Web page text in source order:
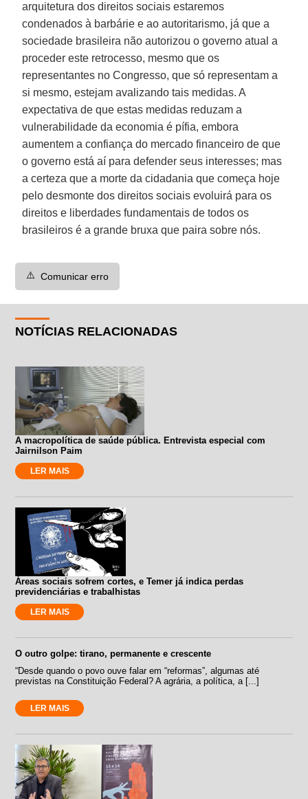
arquitetura dos direitos sociais estaremos
condenados à barbárie e ao autoritarismo, já que a
sociedade brasileira não autorizou o governo atual a
proceder este retrocesso, mesmo que os
representantes no Congresso, que só representam a
si mesmo, estejam avalizando tais medidas. A
expectativa de que estas medidas reduzam a
vulnerabilidade da economia é pífia, embora
aumentem a confiança do mercado financeiro de que
o governo está aí para defender seus interesses; mas
a certeza que a morte da cidadania que começa hoje
pelo desmonte dos direitos sociais evoluirá para os
direitos e liberdades fundamentais de todos os
brasileiros é a grande bruxa que paira sobre nós.
⚠️ Comunicar erro
NOTÍCIAS RELACIONADAS
A macropolítica de saúde pública. Entrevista especial com
Jairnilson Paim
LER MAIS
Áreas sociais sofrem cortes, e Temer já indica perdas
previdenciárias e trabalhistas
LER MAIS
O outro golpe: tirano, permanente e crescente
“Desde quando o povo ouve falar em “reformas”, algumas até
previstas na Constituição Federal? A agrária, a política, a [...]
LER MAIS